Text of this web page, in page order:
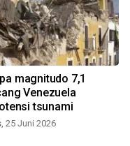
magnitudo 7,1
Venezuela
tsunami
25 Juni 2026